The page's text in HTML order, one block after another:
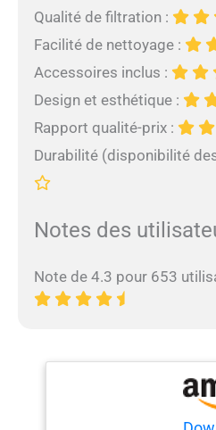
Qualité de filtration :
Facilité de nettoyage :
Accessoires inclus :
Design et esthétique :
Rapport qualité-prix :
Durabilité (disponibilité
Notes des
Note de 4.3 pour 653